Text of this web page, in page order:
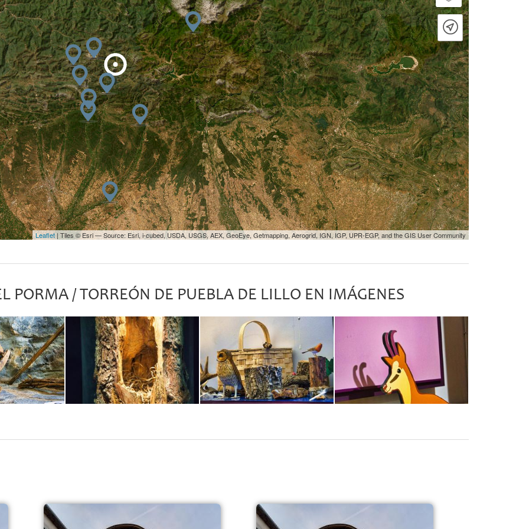
Leaflet| Tiles © Esri — Source: Esri, i-cubed, USDA, USGS, AEX, GeoEye, Getmapping, Aerogrid, IGN, IGP, UPR-EGP, and the GIS User Community
PORMA / TORREÓN DE PUEBLA DE LILLO EN IMÁGENES